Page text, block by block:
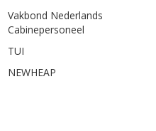
Vakbond Nederlands
Cabinepersoneel
TUI
NEWHEAP